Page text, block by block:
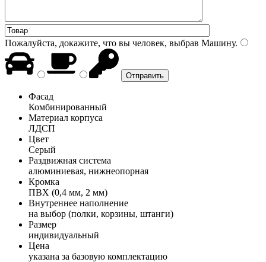
Пожалуйста, докажите, что вы человек, выбрав Машину.
Фасад
Комбинированный
Материал корпуса
ЛДСП
Цвет
Серый
Раздвижная система
алюминиевая, нижнеопорная
Кромка
ПВХ (0,4 мм, 2 мм)
Внутреннее наполнение
на выбор (полки, корзины, штанги)
Размер
индивидуальный
Цена
указана за базовую комплектацию